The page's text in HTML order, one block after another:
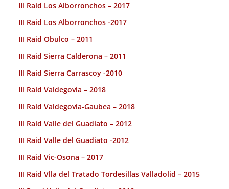
III Raid Los Alborronchos – 2017
III Raid Los Alborronchos -2017
III Raid Obulco – 2011
III Raid Sierra Calderona – 2011
III Raid Sierra Carrascoy -2010
III Raid Valdegovia – 2018
III Raid Valdegovía-Gaubea – 2018
III Raid Valle del Guadiato – 2012
III Raid Valle del Guadiato -2012
III Raid Vic-Osona – 2017
III Raid Vlla del Tratado Tordesillas Valladolid – 2015